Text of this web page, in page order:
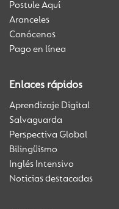
Postule Aquí
Aranceles
Conócenos
Pago en línea
Enlaces rápidos
Aprendizaje Digital
Salvaguarda
Perspectiva Global
Bilingüismo
Inglés Intensivo
Noticias destacadas